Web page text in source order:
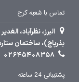
تماس با شعبه کرج
بذرپاچ)، ساختمان ستاره،
02645408358
پشتیبانی 24 ساعته